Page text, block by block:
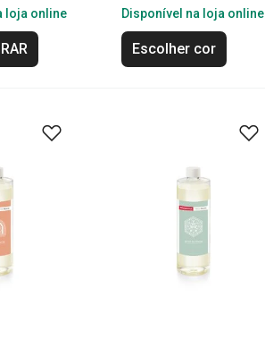
loja online Disponível na loja online
Escolher cor